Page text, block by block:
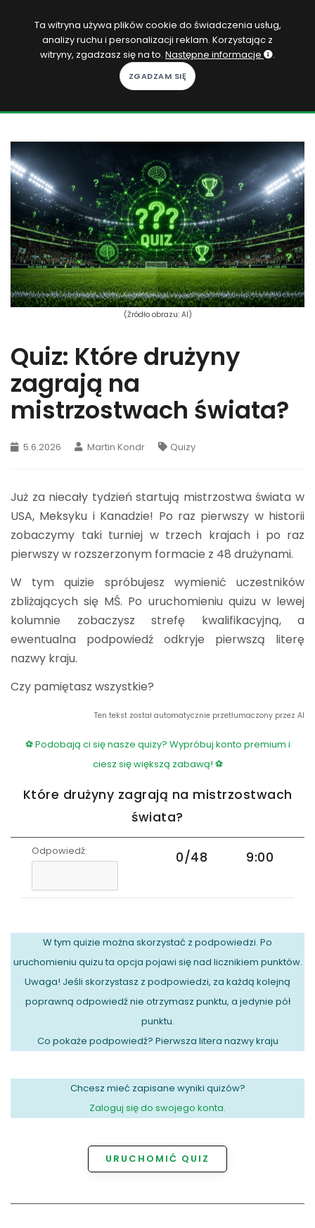
Zaloguj się
KOPACAK
DO DOMU
ROZGRYWKI
QUIZY
GRY
SUBSKRYPCJA
Ta witryna używa plików cookie do świadczenia usług,
analizy ruchu i personalizacji reklam. Korzystając z
witryny, zgadzasz się na to. Następne informacje .
(Źródło obrazu: AI)
Quiz: Które drużyny
zagrają na
mistrzostwach świata?
5.6.2026 Martin Kondr Quizy
Już za niecały tydzień startują mistrzostwa świata w
USA, Meksyku i Kanadzie! Po raz pierwszy w historii
zobaczymy taki turniej w trzech krajach i po raz
pierwszy w rozszerzonym formacie z 48 drużynami.
W tym quizie spróbujesz wymienić uczestników
zbliżających się MŚ. Po uruchomieniu quizu w lewej
kolumnie zobaczysz strefę kwalifikacyjną, a
ewentualna podpowiedź odkryje pierwszą literę
nazwy kraju.
Czy pamiętasz wszystkie?
Ten tekst został automatycznie przetłumaczony przez AI
⚽ Podobają ci się nasze quizy? Wypróbuj konto premium i
ciesz się większą zabawą! ⚽
Które drużyny zagrają na mistrzostwach
świata?
Odpowiedź: 0/48 9:00
W tym quizie można skorzystać z podpowiedzi. Po
uruchomieniu quizu ta opcja pojawi się nad licznikiem punktów.
Uwaga! Jeśli skorzystasz z podpowiedzi, za każdą kolejną
poprawną odpowiedź nie otrzymasz punktu, a jedynie pół
punktu.
Co pokaże podpowiedź? Pierwsza litera nazwy kraju
Chcesz mieć zapisane wyniki quizów?
Zaloguj się do swojego konta.
URUCHOMIĆ QUIZ